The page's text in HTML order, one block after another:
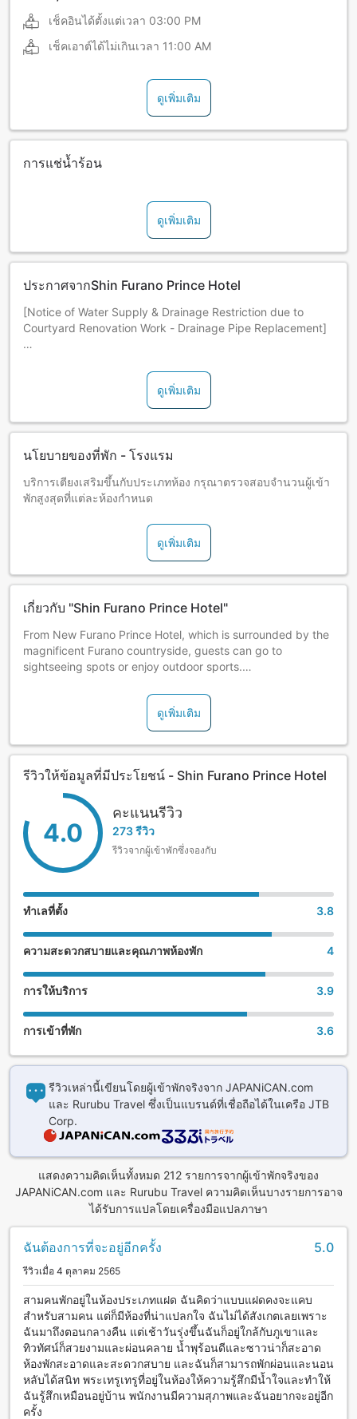
เช็คอินได้ตั้งแต่เวลา 03:00 PM
เช็คเอาต์ได้ไม่เกินเวลา 11:00 AM
ดูเพิ่มเติม
การแช่น้ำร้อน
ดูเพิ่มเติม
ประกาศจากShin Furano Prince Hotel
[Notice of Water Supply & Drainage Restriction due to
Courtyard Renovation Work - Drainage Pipe Replacement]
Due to drainage pipe replacement work on the following
schedule, water supply and drainage may be unavailable
at certain times in all rooms.
1. Schedule
(Thu.)
(2) Water Supply & Drainage Restriction Time: 11:00 -
13:00
ดูเพิ่มเติม
นโยบายของที่พัก - โรงแรม
บริการเตียงเสริมขึ้นกับประเภทห้อง กรุณาตรวจสอบจำนวนผู้เข้า
พักสูงสุดที่แต่ละห้องกำหนด
ดูเพิ่มเติม
เกี่ยวกับ "Shin Furano Prince Hotel"
From New Furano Prince Hotel, which is surrounded by the
magnificent Furano countryside, guests can go to
sightseeing spots or enjoy outdoor sports.
There is Wi-Fi available in the 1st floor lobby and in
ดูเพิ่มเติม
รีวิวให้ข้อมูลที่มีประโยชน์ - Shin Furano Prince Hotel
4.0
คะแนนรีวิว
273 รีวิว
รีวิวจากผู้เข้าพักซึ่งจองกับ
ทำเลที่ตั้ง 3.8
ความสะดวกสบายและคุณภาพห้องพัก 4
การให้บริการ 3.9
การเข้าที่พัก 3.6
รีวิวเหล่านี้เขียนโดยผู้เข้าพักจริงจาก JAPANiCAN.com
และ Rurubu Travel ซึ่งเป็นแบรนด์ที่เชื่อถือได้ในเครือ JTB
Corp.
แสดงความคิดเห็นทั้งหมด 212 รายการจากผู้เข้าพักจริงของ
JAPANiCAN.com และ Rurubu Travel ความคิดเห็นบางรายการอาจ
ได้รับการแปลโดยเครื่องมือแปลภาษา
ฉันต้องการที่จะอยู่อีกครั้ง 5.0
รีวิวเมื่อ 4 ตุลาคม 2565
สามคนพักอยู่ในห้องประเภทแฝด ฉันคิดว่าแบบแฝดคงจะแคบ
สำหรับสามคน แต่ก็มีห้องที่น่าแปลกใจ ฉันไม่ได้สังเกตเลยเพราะ
ฉันมาถึงตอนกลางคืน แต่เช้าวันรุ่งขึ้นฉันก็อยู่ใกล้กับภูเขาและ
ทิวทัศน์ก็สวยงามและผ่อนคลาย น้ำพุร้อนดีและซาวน่าก็สะอาด
ห้องพักสะอาดและสะดวกสบาย และฉันก็สามารถพักผ่อนและนอน
หลับได้สนิท พระเทรูเทรูที่อยู่ในห้องให้ความรู้สึกมีน้ำใจและทำให้
ฉันรู้สึกเหมือนอยู่บ้าน พนักงานมีความสุภาพและฉันอยากจะอยู่อีก
ครั้ง